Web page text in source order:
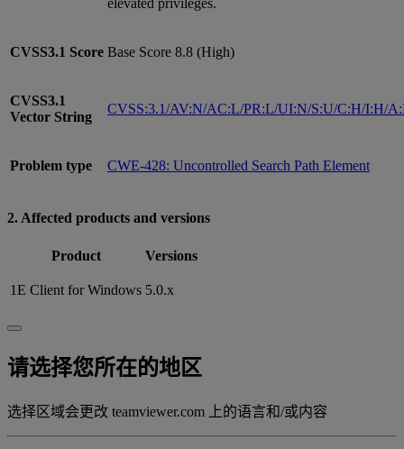
CVSS3.1 Score Base Score 8.8 (High)
CVSS3.1
Vector String
CVSS:3.1/AV:N/AC:L/PR:L/UI:N/S:U/C:H/I:H/
Problem type CWE-428: Uncontrolled Search Path Element
2. Affected products and versions
Product Versions
1E Client for Windows 5.0.x
请选择您所在的地区
选择区域会更改 teamviewer.com 上的语言和/或内容